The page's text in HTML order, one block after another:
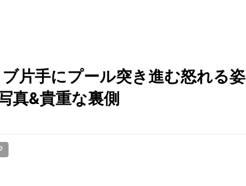
片手にプール突き進む怒れる姿
真&貴重な裏側